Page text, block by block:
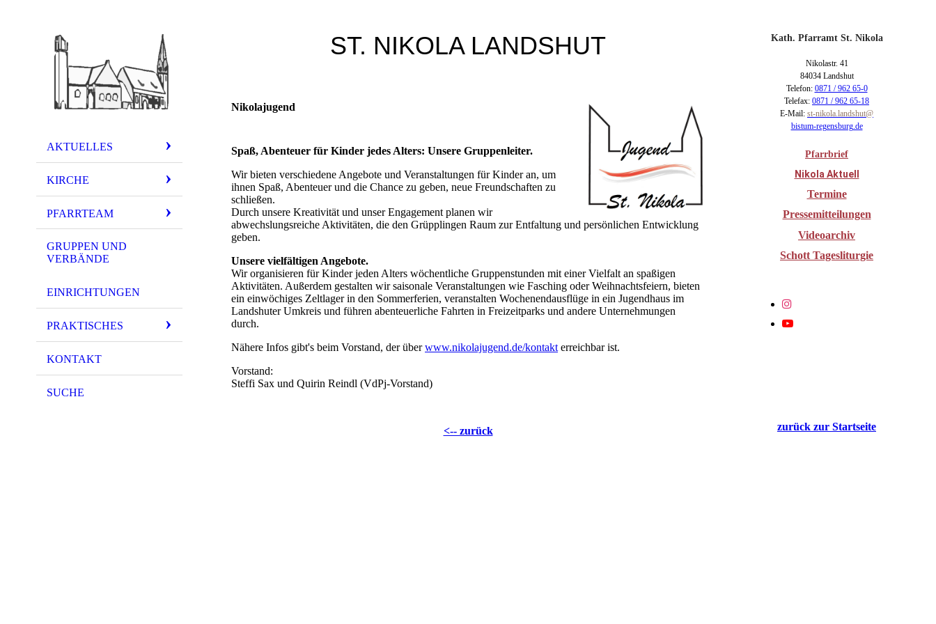
AKTUELLES
KIRCHE
PFARRTEAM
GRUPPEN UND
VERBÄNDE
EINRICHTUNGEN
PRAKTISCHES
KONTAKT
SUCHE
ST. NIKOLA LANDSHUT
Nikolajugend
Spaß, Abenteuer für Kinder jedes Alters: Unsere Gruppenleiter.
Wir bieten verschiedene Angebote und Veranstaltungen für Kinder an, um
ihnen Spaß, Abenteuer und die Chance zu geben, neue Freundschaften zu
schließen.
Durch unsere Kreativität und unser Engagement planen wir
abwechslungsreiche Aktivitäten, die den Grüpplingen Raum zur Entfaltung und persönlichen Entwicklung
geben.
Unsere vielfältigen Angebote.
Wir organisieren für Kinder jeden Alters wöchentliche Gruppenstunden mit einer Vielfalt an spaßigen
Aktivitäten. Außerdem gestalten wir saisonale Veranstaltungen wie Fasching oder Weihnachtsfeiern, bieten
ein einwöchiges Zeltlager in den Sommerferien, veranstalten Wochenendausflüge in ein Jugendhaus im
Landshuter Umkreis und führen abenteuerliche Fahrten in Freizeitparks und andere Unternehmungen
durch.
Nähere Infos gibt's beim Vorstand, der überwww.nikolajugend.de/kontakt erreichbar ist.
Vorstand:
Steffi Sax und Quirin Reindl (VdPj-Vorstand)
<-- zurück
Kath. Pfarramt St. Nikola
Nikolastr. 41
84034 Landshut
Telefon: 0871 / 962 65-0
Telefax: 0871 / 962 65-18
E-Mail: st-nikola.landshut@
bistum-regensburg.de
Pfarrbrief
Nikola Aktuell
Termine
Pressemitteilungen
Videoarchiv
Schott Tagesliturgie
zurück zur Startseite